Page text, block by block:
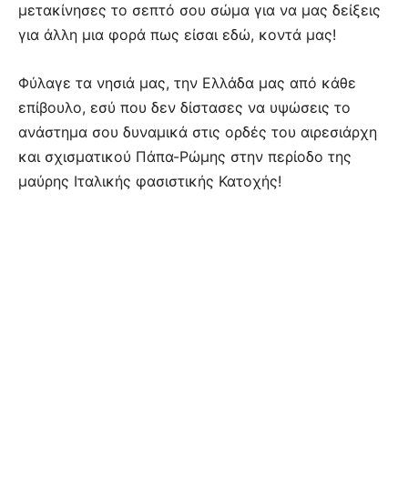
μετακίνησες το σεπτό σου σώμα για να μας δείξεις
για άλλη μια φορά πως είσαι εδώ, κοντά μας!
Φύλαγε τα νησιά μας, την Ελλάδα μας από κάθε
επίβουλο, εσύ που δεν δίστασες να υψώσεις το
ανάστημα σου δυναμικά στις ορδές του αιρεσιάρχη
και σχισματικού Πάπα-Ρώμης στην περίοδο της
μαύρης Ιταλικής φασιστικής Κατοχής!